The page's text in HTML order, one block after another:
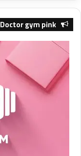
Doctor gym pink